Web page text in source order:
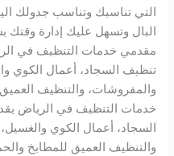
التي تناسبك وتناسب جدولك
البال وتسهل عليك إدارة
مقدمي خدمات التنظيف في
تنظيف السجاد، أعمال الكوي
والمفروشات، والتنظيف
خدمات التنظيف في الرياض
السجاد، أعمال الكوي
والتنظيف العميق للمطابخ